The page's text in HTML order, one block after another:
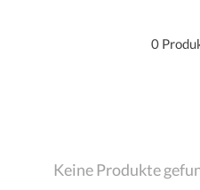
0
Keine Produkte